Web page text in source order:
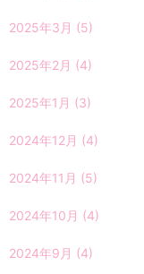
2025年3月 (5)
2025年2月 (4)
2025年1月 (3)
2024年12月 (4)
2024年11月 (5)
2024年10月 (4)
2024年9月 (4)